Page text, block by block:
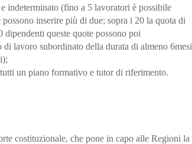
indeterminato (fino a 5 lavoratori è possibile
possono inserire più di due; sopra i 20 la quota di
dipendenti queste quote possono poi
lavoro subordinato della durata di almeno 6mesi
tutti un piano formativo e tutor di riferimento.
costituzionale, che pone in capo alle Regioni la